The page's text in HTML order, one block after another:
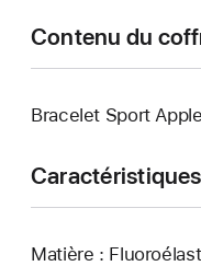
Contenu du
Bracelet Sport
Caractéristiques
Matière :